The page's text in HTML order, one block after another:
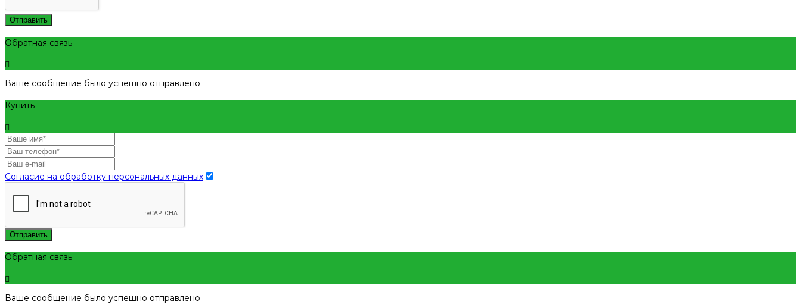
Отправить
Обратная связь
Ваше сообщение было успешно отправлено
Купить
Согласие на обработку персональных данных
Отправить
Обратная связь
Ваше сообщение было успешно отправлено